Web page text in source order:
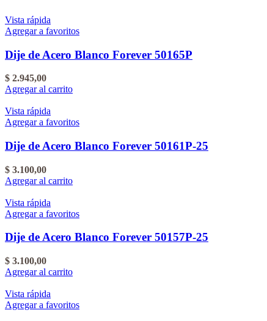
Vista rápida
Agregar a favoritos
Dije de Acero Blanco Forever 50165P
$ 2.945,00
Agregar al carrito
Vista rápida
Agregar a favoritos
Dije de Acero Blanco Forever 50161P-25
$ 3.100,00
Agregar al carrito
Vista rápida
Agregar a favoritos
Dije de Acero Blanco Forever 50157P-25
$ 3.100,00
Agregar al carrito
Vista rápida
Agregar a favoritos